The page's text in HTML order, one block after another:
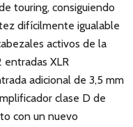
touring, consiguiendo
difícilmente igualable
activos de la
XLR
adicional de 3,5 mm
clase D de
con un nuevo